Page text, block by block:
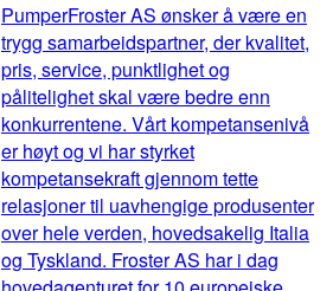
PumperFroster AS ønsker å være en
trygg samarbeidspartner, der kvalitet,
pris, service, punktlighet og
pålitelighet skal være bedre enn
konkurrentene. Vårt kompetansenivå
er høyt og vi har styrket
kompetansekraft gjennom tette
relasjoner til uavhengige produsenter
over hele verden, hovedsakelig Italia
og Tyskland. Froster AS har i dag